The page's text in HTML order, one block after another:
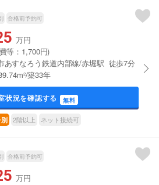
合格前予約可
万円
等：1,700円)
あすなろう鉄道内部線/赤堀駅 徒歩7分
築33年
状況を確認する 無料
2階以上 ネット接続可
合格前予約可
万円